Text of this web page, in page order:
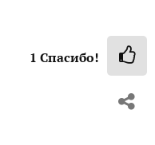
1 Спасибо!